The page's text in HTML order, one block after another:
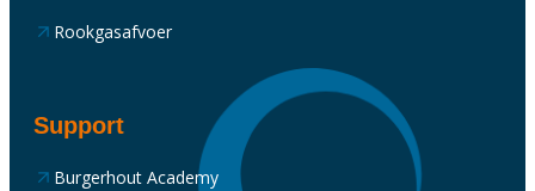
Rookgasafvoer
Support
Burgerhout Academy